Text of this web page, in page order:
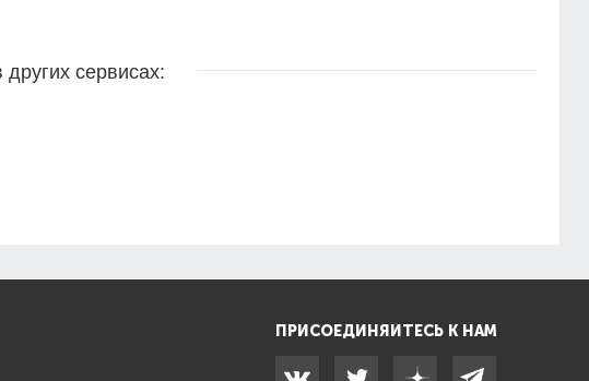
других сервисах:
ПРИСОЕДИНЯЙТЕСЬ К НАМ